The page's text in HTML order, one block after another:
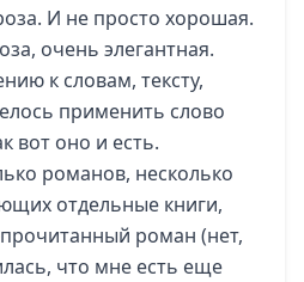
И не просто хорошая.
очень элегантная.
к словам, тексту,
применить слово
вот оно и есть.
романов, несколько
отдельные книги,
роман (нет,
что мне есть еще